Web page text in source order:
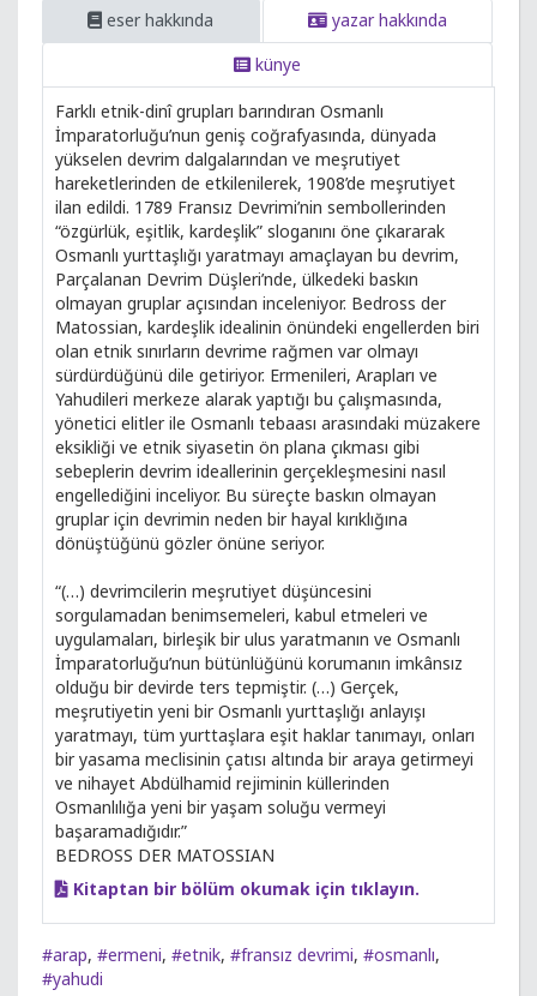
eser hakkında
yazar hakkında
künye
Farklı etnik-dinî grupları barındıran Osmanlı
İmparatorluğu’nun geniş coğrafyasında, dünyada
yükselen devrim dalgalarından ve meşrutiyet
hareketlerinden de etkilenilerek, 1908’de meşrutiyet
ilan edildi. 1789 Fransız Devrimi’nin sembollerinden
“özgürlük, eşitlik, kardeşlik” sloganını öne çıkararak
Osmanlı yurttaşlığı yaratmayı amaçlayan bu devrim,
Parçalanan Devrim Düşleri’nde, ülkedeki baskın
olmayan gruplar açısından inceleniyor. Bedross der
Matossian, kardeşlik idealinin önündeki engellerden biri
olan etnik sınırların devrime rağmen var olmayı
sürdürdüğünü dile getiriyor. Ermenileri, Arapları ve
Yahudileri merkeze alarak yaptığı bu çalışmasında,
yönetici elitler ile Osmanlı tebaası arasındaki müzakere
eksikliği ve etnik siyasetin ön plana çıkması gibi
sebeplerin devrim ideallerinin gerçekleşmesini nasıl
engellediğini inceliyor. Bu süreçte baskın olmayan
gruplar için devrimin neden bir hayal kırıklığına
dönüştüğünü gözler önüne seriyor.
“(…) devrimcilerin meşrutiyet düşüncesini
sorgulamadan benimsemeleri, kabul etmeleri ve
uygulamaları, birleşik bir ulus yaratmanın ve Osmanlı
İmparatorluğu’nun bütünlüğünü korumanın imkânsız
olduğu bir devirde ters tepmiştir. (…) Gerçek,
meşrutiyetin yeni bir Osmanlı yurttaşlığı anlayışı
yaratmayı, tüm yurttaşlara eşit haklar tanımayı, onları
bir yasama meclisinin çatısı altında bir araya getirmeyi
ve nihayet Abdülhamid rejiminin küllerinden
Osmanlılığa yeni bir yaşam soluğu vermeyi
başaramadığıdır.”
BEDROSS DER MATOSSIAN
Kitaptan bir bölüm okumak için tıklayın.
#arap, #ermeni, #etnik, #fransız devrimi, #osmanlı,
#yahudi